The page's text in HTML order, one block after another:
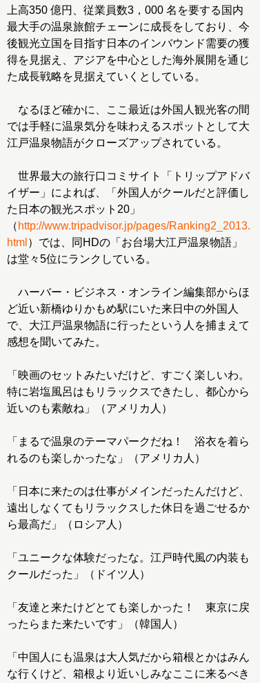
上高350 億円、従業員数3，000 名を要する国内
最大手の温泉旅館チェーンに成長をしており、今
後観光立国を目指す日本のインバウンド需要の獲
得を見据え、アジアを中心とした海外展開を通じ
た成長戦略を見据えていくとしている。
なるほど確かに、ここ最近は外国人観光客の間
では手軽に温泉気分を味わえるスポットとして大
江戸温泉物語がクローズアップされている。
世界最大の旅行口コミサイト「トリップアドバ
イザー」によれば、「外国人がクールだと評価し
た日本の観光スポット20」
（ http://www.tripadvisor.jp/pages/Ranking2_2013.
html ）では、同HDの「お台場大江戸温泉物語」
は堂々5位にランクしている。
ハーバー・ビジネス・オンライン編集部からほ
ど近い新橋ゆりかもめ駅にいた来日中の外国人
で、大江戸温泉物語に行ったという人を捕まえて
感想を聞いてみた。
「映画のセットみたいだけど、すごく楽しいわ。
特に岩塩風呂はもリラックスできたし、都心から
近いのも素敵ね」（アメリカ人）
「まるで温泉のテーマパークだね！ 浴衣を着ら
れるのも楽しかったな」（アメリカ人）
「日本に来たのは仕事がメインだったんだけど、
遠出しなくてもリラックスした休日を過ごせるか
ら最高だ」（ロシア人）
「ユニークな体験だったな。江戸時代風の内装も
クールだった」（ドイツ人）
「友達と来たけどとても楽しかった！ 東京に戻
ったらまた来たいです」（韓国人）
「中国人にも温泉は大人気だから箱根とかはみん
な行くけど、箱根より近いしみなここに来るべき